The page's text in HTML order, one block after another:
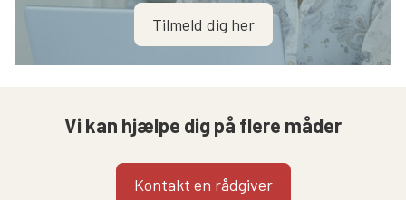
Tilmeld dig her
Vi kan hjælpe dig på flere måder
Kontakt en rådgiver